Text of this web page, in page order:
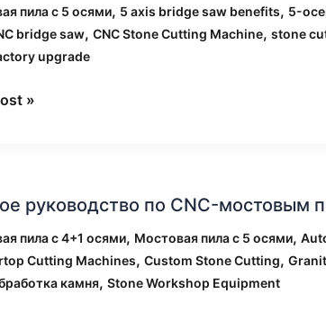
пила с 5 осями, 5 axis bridge saw benefits, 5-
bridge saw, CNC Stone Cutting Machine, stone
upgrade
»
руководство по CNC-мостовым
пила с 4+1 осями, Мостовая пила с 5 осями,
Cutting Machines, Custom Stone Cutting,
камня, Stone Workshop Equipment